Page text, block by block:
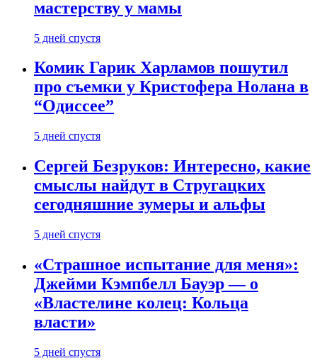
мастерству у мамы
5 дней спустя
Комик Гарик Харламов пошутил
про съемки у Кристофера Нолана в
“Одиссее”
5 дней спустя
Сергей Безруков: Интересно, какие
смыслы найдут в Стругацких
сегодняшние зумеры и альфы
5 дней спустя
«Страшное испытание для меня»:
Джейми Кэмпбелл Бауэр — о
«Властелине колец: Кольца
власти»
5 дней спустя